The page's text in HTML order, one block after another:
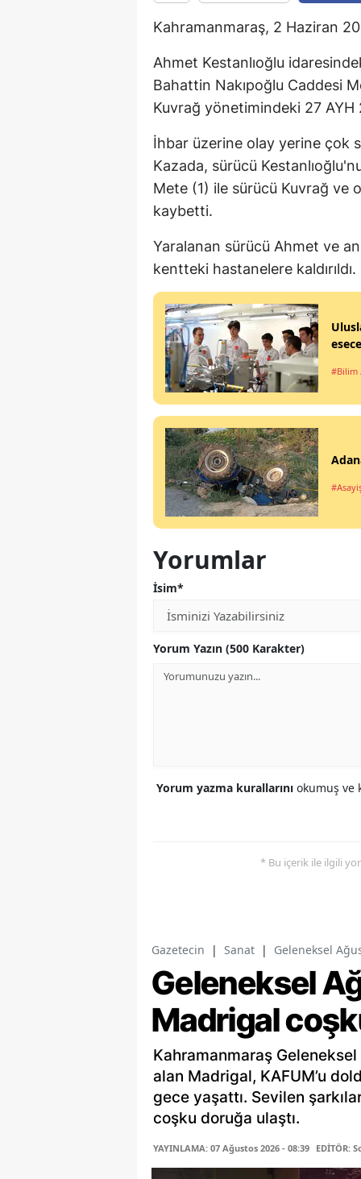
Kahramanmaraş, 2 Haziran
Ahmet Kestanlıoğlu
Bahattin Nakıpoğlu Caddesi
Kuvrağ yönetimindeki 27 AYH
İhbar üzerine olay yerine çok
Kazada, sürücü
Mete (1) ile sürücü Kuvrağ ve
kaybetti.
Yaralanan sürücü Ahmet ve
kentteki hastanelere kaldırıldı.
#Bilim
Yorumlar
İsim*
Yorum Yazın (500 Karakter)
Yorum yazma kurallarını okumuş ve
* Bu içerik ile ilgili
Gazetecin | Sanat | Geleneksel
Geleneksel
Madrigal
Kahramanmaraş Geleneksel
alan Madrigal, KAFUM’u
gece yaşattı. Sevilen
coşku doruğa ulaştı.
YAYINLAMA: 07 Ağustos 2026 - 08:39 EDİTÖR: